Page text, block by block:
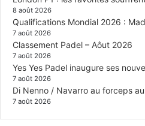
8 août 2026
Qualifications Mondial 2026 :
7 août 2026
Classement Padel – Aôut 2026
7 août 2026
Yes Yes Padel inaugure ses
7 août 2026
Di Nenno / Navarro au forceps
7 août 2026